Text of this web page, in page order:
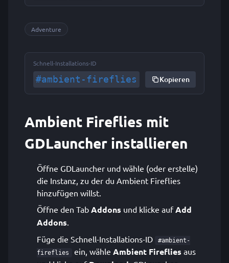
Adventure
Schnell-Installations-ID
#ambient-fireflies Kopieren
Ambient Fireflies mit
GDLauncher installieren
Öffne GDLauncher und wähle (oder erstelle)
die Instanz, zu der du Ambient Fireflies
hinzufügen willst.
Öffne den Tab Addons und klicke aufAdd
Addons.
Füge die Schnell-Installations-ID
#ambient-
fireflies
ein, wähle Ambient Fireflies aus